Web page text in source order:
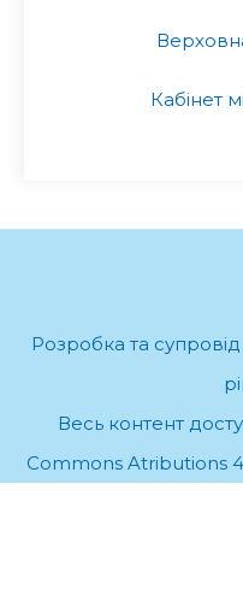
Кабінет
Розробка та супровід
Весь контент
Commons Atributions